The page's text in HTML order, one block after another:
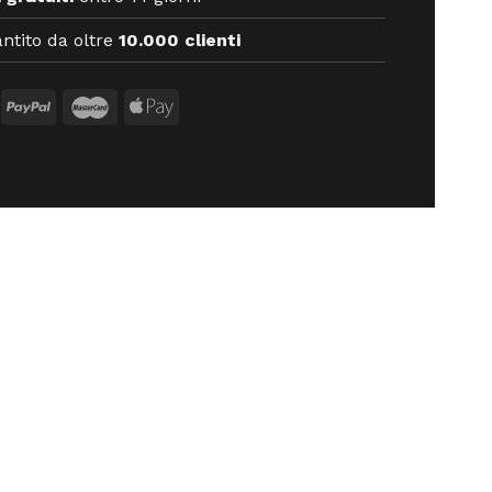
da oltre 10.000 clienti